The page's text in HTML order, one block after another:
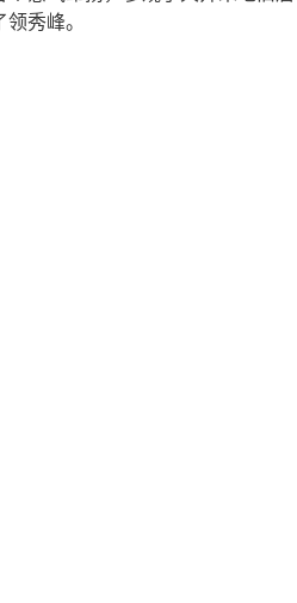
秀峰。